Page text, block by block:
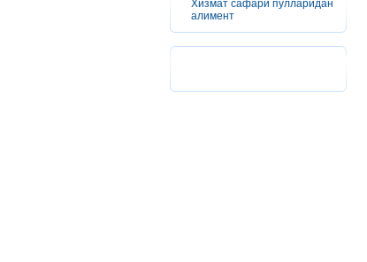
Хизмат сафари пулларидан
алимент